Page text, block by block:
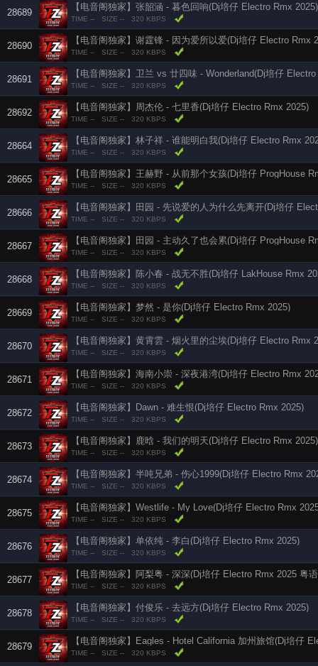
28689
【电音阁独家】张韶涵 - 暮色回响(Dj培仔 Electro Rmx 2025)
TIME -- SIZE -- 320 KBPS
28690
【电音阁独家】谢霆锋 - 因为爱所以爱(Dj培仔 Electro Rmx
TIME -- SIZE -- 320 KBPS
28691
【电音阁独家】卫兰 vs 廿四味 - Wonderland(Dj培仔
TIME -- SIZE -- 320 KBPS
28692
【电音阁独家】周杰伦 - 七里香(Dj培仔 Electro Rmx 2025)
TIME -- SIZE -- 320 KBPS
28664
【电音阁独家】林子祥 - 谁能明白我(Dj培仔 Electro Rmx
TIME -- SIZE -- 320 KBPS
28665
【电音阁独家】王赫野 - 从前那个女孩(Dj培仔 ProgHouse
TIME -- SIZE -- 320 KBPS
28666
【电音阁独家】田园 - 先说爱的人为什么先离开(Dj培仔
TIME -- SIZE -- 320 KBPS
28667
【电音阁独家】田园 - 主动久了也会累(Dj培仔 ProgHouse
TIME -- SIZE -- 320 KBPS
28668
【电音阁独家】陈小春 - 战无不胜(Dj培仔 LakHouse Rmx
TIME -- SIZE -- 320 KBPS
28669
【电音阁独家】梦然 - 是你(Dj培仔 Electro Rmx 2025)
TIME -- SIZE -- 320 KBPS
28670
【电音阁独家】黄霄雲 - 烟火里的尘埃(Dj培仔 Electro Rmx
TIME -- SIZE -- 320 KBPS
28671
【电音阁独家】海南小崇 - 深夜港湾(Dj培仔 Electro Rmx
TIME -- SIZE -- 320 KBPS
28672
【电音阁独家】Dawn - 难生恨(Dj培仔 Electro Rmx 2025)
TIME -- SIZE -- 320 KBPS
28673
【电音阁独家】鹿晗 - 我们的明天(Dj培仔 Electro Rmx 2025)
TIME -- SIZE -- 320 KBPS
28674
【电音阁独家】半吨兄弟 - 伤心1999(Dj培仔 Electro Rmx
TIME -- SIZE -- 320 KBPS
28675
【电音阁独家】Westlife - My Love(Dj培仔 Electro Rmx
TIME -- SIZE -- 320 KBPS
28676
【电音阁独家】单依纯 - 李白(Dj培仔 Electro Rmx 2025)
TIME -- SIZE -- 320 KBPS
28677
【电音阁独家】阿梨粤 - 深深(Dj培仔 Electro Rmx 2025 粤
TIME -- SIZE -- 320 KBPS
28678
【电音阁独家】付俊乐 - 去远方(Dj培仔 Electro Rmx 2025)
TIME -- SIZE -- 320 KBPS
28679
【电音阁独家】Eagles - Hotel California 加州旅馆(Dj培仔
TIME -- SIZE -- 320 KBPS